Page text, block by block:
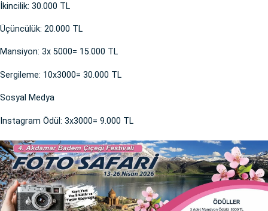
İkincilik: 30.000 TL
Üçüncülük: 20.000 TL
Mansiyon: 3x 5000= 15.000 TL
Sergileme: 10x3000= 30.000 TL
Sosyal Medya
Instagram Ödül: 3x3000= 9.000 TL